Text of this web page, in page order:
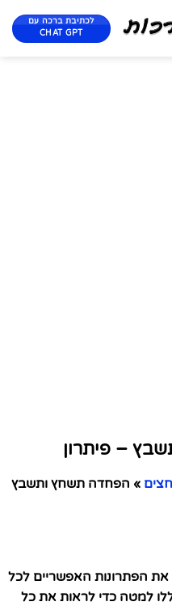
לכתיבת ברכה עם
CHAT GPT
– פיתרון
» הפחדה תשחץ ותשבץ
את הפתרונות האפשריים לכל
למטה כדי לראות את כל